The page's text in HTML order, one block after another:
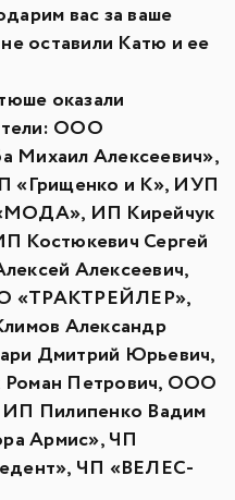
вас за ваше
оставили Катю и ее
оказали
ООО
Михаил Алексеевич»,
и К», ИУП
ИП Кирейчук
Костюкевич Сергей
Алексеевич,
«ТРАКТРЕЙЛЕР»,
Александр
Дмитрий Юрьевич,
Петрович, ООО
ИП Пилипенко Вадим
Армис», ЧП
ЧП «ВЕЛЕС-